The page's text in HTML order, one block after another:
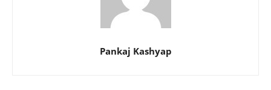
Pankaj Kashyap